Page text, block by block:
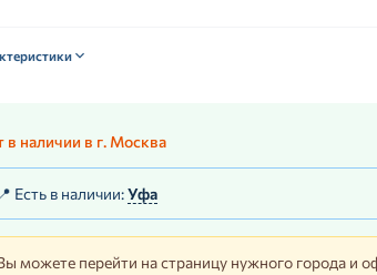
в наличии в г. Москва
📍 Есть в наличии:Уфа
можете перейти на страницу нужного города и